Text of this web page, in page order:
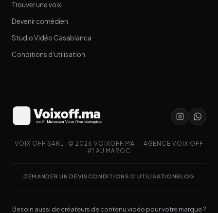
Trouver une voix
Devenir comédien
Studio Vidéo Casablanca
Conditions d'utilisation
VOIX OFF SARL · © 2026 VOIXOFF.MA — AGENCE VOIX OFF
#1 AU MAROC
DEMANDER UN DEVIS CONDITIONS D'UTILISATIONBLOG
Besoin aussi de créateurs de contenu vidéo pour votre marque ?